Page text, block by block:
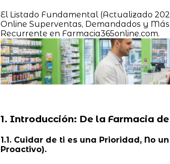
El Listado Fundamental (Actualizado
Online Superventas, Demandados y
Recurrente en Farmacia365online.com.
1. Introducción: De la Farmacia
1.1. Cuidar de ti es una Prioridad, No
Proactivo).